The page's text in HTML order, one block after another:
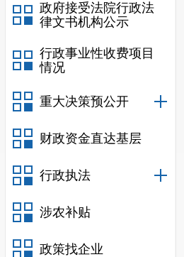
政府接受法院行政法
律文书机构公示
行政事业性收费项目
情况
重大决策预公开
财政资金直达基层
行政执法
涉农补贴
政策找企业